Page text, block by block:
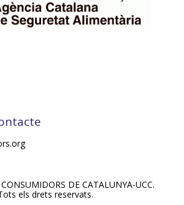
DE CATALUNYA-UCC.
els drets reservats.